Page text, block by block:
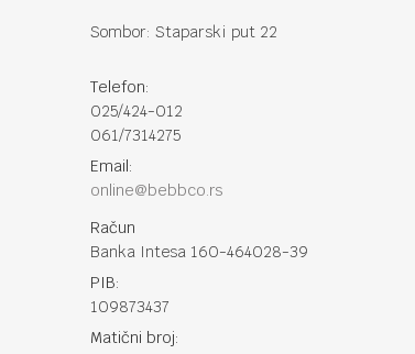
Sombor: Staparski put 22
Telefon:
025/424-012
061/7314275
Email:
online@bebbco.rs
Račun
Banka Intesa 160-464028-39
PIB:
109873437
Matični broj: